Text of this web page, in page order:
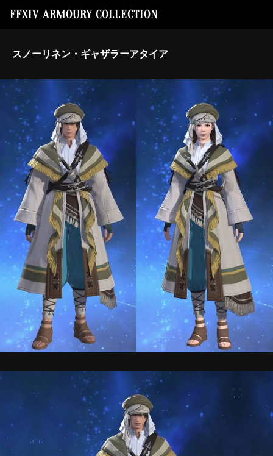
FFXIV ARMOURY COLLECTION
スノーリネン・ギャザラーアタイア